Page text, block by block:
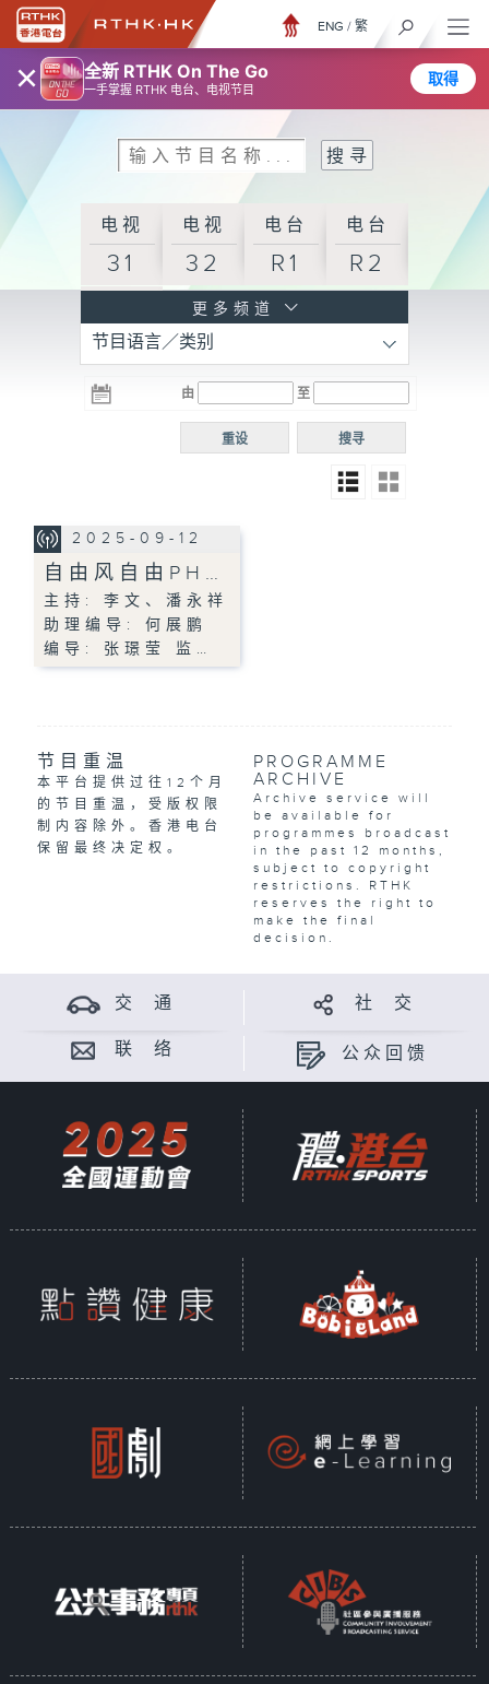
× 全新 RTHK On The Go
一手掌握 RTHK 电台、电视节目
取得
ENG / 繁
电视
31
电视
32
电台
R1
电台
R2
R3
电台 电台
R5
电台
普通
更多频道
节目语言／类别
由 至
搜寻
重设
2025-09-12
自由风自由PH…
主持: 李文、潘永祥
助理编导: 何展鹏
编导: 张璟莹 监…
节目重温
本平台提供过往12个月
的节目重温，受版权限
制内容除外。香港电台
保留最终决定权。
PROGRAMME
ARCHIVE
Archive service will
be available for
programmes broadcast
in the past 12 months,
subject to copyright
restrictions. RTHK
reserves the right to
make the final
decision.
交 通 社 交
联 络 公众回馈